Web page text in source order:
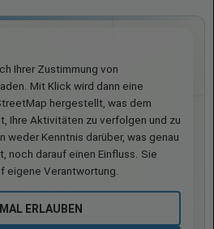
Ihrer Zustimmung von
Mit Klick wird dann eine
hergestellt, was dem
Ihre Aktivitäten zu verfolgen und zu
weder Kenntnis darüber, was genau
noch darauf einen Einfluss. Sie
eigene Verantwortung.
ERLAUBEN